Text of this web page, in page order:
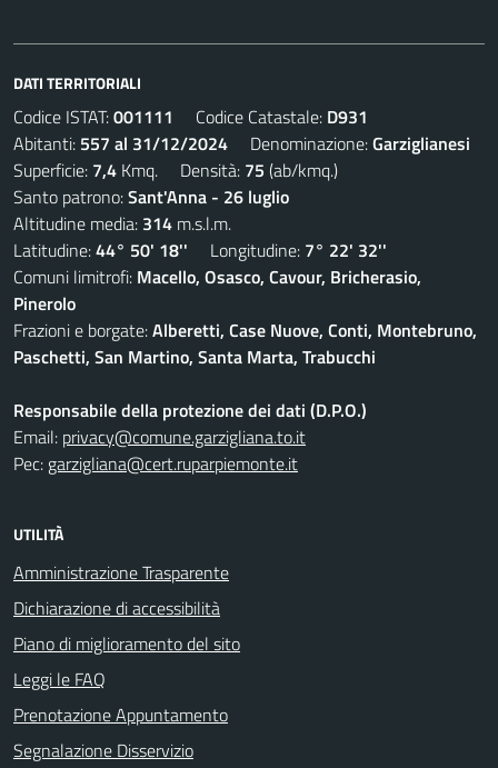
DATI TERRITORIALI
Codice ISTAT:001111 Codice Catastale: D931
Abitanti: 557 al 31/12/2024 Denominazione:Garziglianesi
Superficie: 7,4 Kmq. Densità: 75 (ab/kmq.)
Santo patrono:Sant'Anna - 26 luglio
Altitudine media: 314 m.s.l.m.
Latitudine:44° 50' 18'' Longitudine: 7° 22' 32''
Comuni limitrofi: Macello, Osasco, Cavour, Bricherasio,
Pinerolo
Frazioni e borgate:Alberetti, Case Nuove, Conti, Montebruno,
Paschetti, San Martino, Santa Marta, Trabucchi
Responsabile della protezione dei dati (D.P.O.)
Email: privacy@comune.garzigliana.to.it
Pec: garzigliana@cert.ruparpiemonte.it
UTILITÀ
Amministrazione Trasparente
Dichiarazione di accessibilità
Piano di miglioramento del sito
Leggi le FAQ
Prenotazione Appuntamento
Segnalazione Disservizio